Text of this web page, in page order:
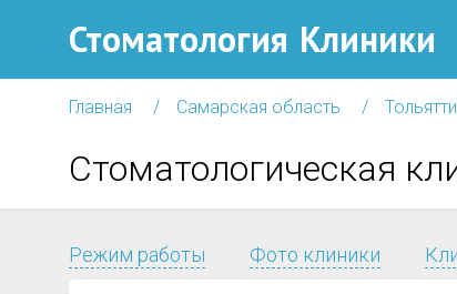
Стоматология Клиники
Главная Самарская область Тольятти
Стоматологическая
Режим работы Фото клиники